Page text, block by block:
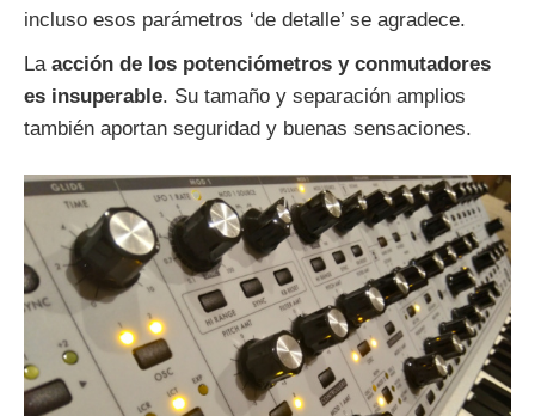
incluso esos parámetros ‘de detalle’ se agradece.
La acción de los potenciómetros y conmutadores
es insuperable. Su tamaño y separación amplios
también aportan seguridad y buenas sensaciones.